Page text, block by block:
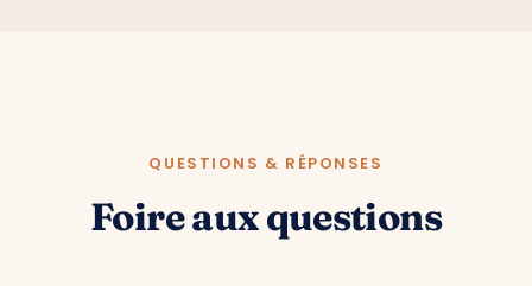
QUESTIONS & RÉPONSES
Foire aux questions